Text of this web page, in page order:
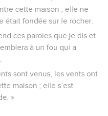
cette maison ; elle ne
était fondée sur le rocher.
ces paroles que je dis et
à un fou qui a
sont venus, les vents ont
maison ; elle s’est
»